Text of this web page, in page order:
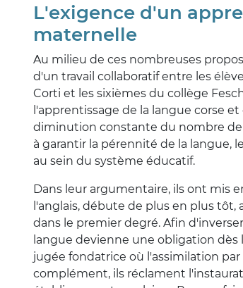
L'exigence d'un
maternelle
Au milieu de ces nombreuses
d'un travail collaboratif entre les
Corti et les sixièmes du collège
l'apprentissage de la langue corse
diminution constante du nombre
à garantir la pérennité de la langue,
au sein du système éducatif.
Dans leur argumentaire, ils ont mis
l'anglais, débute de plus en plus
dans le premier degré. Afin
langue devienne une obligation
jugée fondatrice où l'assimilation par
complément, ils réclament